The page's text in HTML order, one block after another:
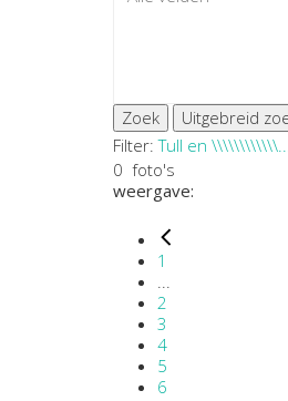
Zoek
Uitgebreid
Filter:Tull en \\\\\\\\\\\\...
0 foto's
weergave:
1
2
3
4
5
6